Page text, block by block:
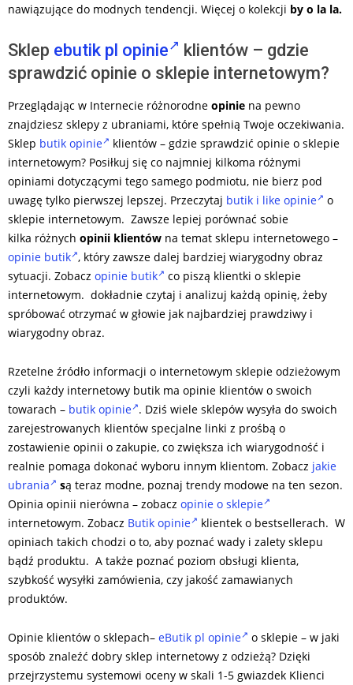
nawiązujące do modnych tendencji. Więcej o kolekcji by o la la.
Sklep ebutik pl opinie
klientów – gdzie
sprawdzić opinie o sklepie internetowym?
Przeglądając w Internecie różnorodne opinie na pewno
znajdziesz sklepy z ubraniami, które spełnią Twoje oczekiwania.
Sklep butik opinie
klientów – gdzie sprawdzić opinie o sklepie
internetowym? Posiłkuj się co najmniej kilkoma różnymi
opiniami dotyczącymi tego samego podmiotu, nie bierz pod
uwagę tylko pierwszej lepszej. Przeczytaj butik i like opinie
o
sklepie internetowym. Zawsze lepiej porównać sobie
kilka różnych opinii klientów na temat sklepu internetowego –
opinie butik , który zawsze dalej bardziej wiarygodny obraz
sytuacji. Zobacz opinie butik
co piszą klientki o sklepie
internetowym. dokładnie czytaj i analizuj każdą opinię, żeby
spróbować otrzymać w głowie jak najbardziej prawdziwy i
wiarygodny obraz.
Rzetelne źródło informacji o internetowym sklepie odzieżowym
czyli każdy internetowy butik ma opinie klientów o swoich
towarach – butik opinie . Dziś wiele sklepów wysyła do swoich
zarejestrowanych klientów specjalne linki z prośbą o
zostawienie opinii o zakupie, co zwiększa ich wiarygodność i
realnie pomaga dokonać wyboru innym klientom. Zobacz jakie
ubrania
są teraz modne, poznaj trendy modowe na ten sezon.
Opinia opinii nierówna – zobacz opinie o sklepie
internetowym. Zobacz Butik opinie
klientek o bestsellerach. W
opiniach takich chodzi o to, aby poznać wady i zalety sklepu
bądź produktu. A także poznać poziom obsługi klienta,
szybkość wysyłki zamówienia, czy jakość zamawianych
produktów.
Opinie klientów o sklepach– eButik pl opinie
o sklepie – w jaki
sposób znaleźć dobry sklep internetowy z odzieżą? Dzięki
przejrzystemu systemowi oceny w skali 1-5 gwiazdek Klienci